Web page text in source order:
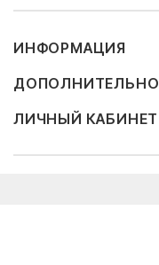
ИНФОРМАЦИЯ
ДОПОЛНИТЕЛЬНО
ЛИЧНЫЙ КАБИНЕТ